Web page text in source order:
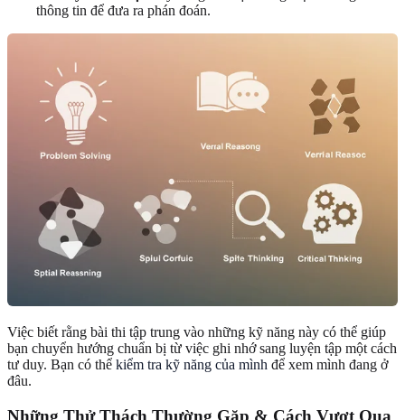
thông tin để đưa ra phán đoán.
Việc biết rằng bài thi tập trung vào những kỹ năng này có thể giúp
bạn chuyển hướng chuẩn bị từ việc ghi nhớ sang luyện tập một cách
tư duy. Bạn có thể kiểm tra kỹ năng của mình để xem mình đang ở
đâu.
Những Thử Thách Thường Gặp & Cách Vượt Qua